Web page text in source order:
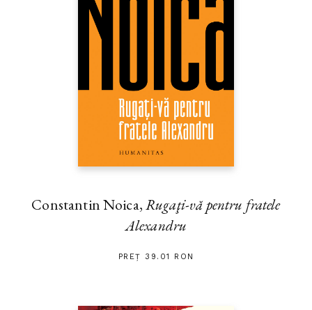
Constantin Noica,Rugaţi-vă pentru fratele
Alexandru
PREȚ 39.01 RON